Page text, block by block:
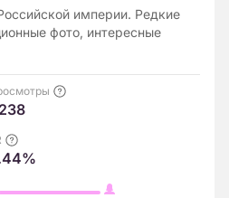
империи. Редкие
фото, интересные